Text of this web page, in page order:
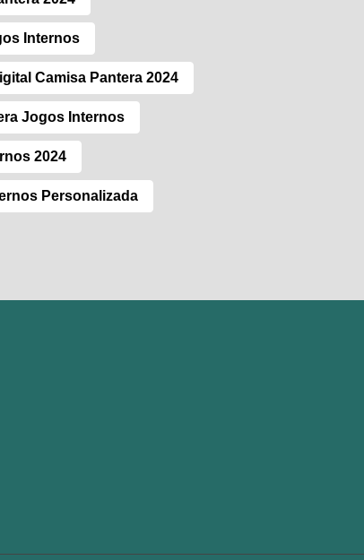
Internos
Camisa Pantera 2024
Jogos Internos
2024
Personalizada